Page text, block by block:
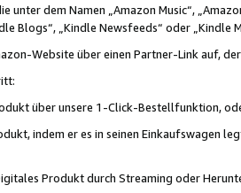
dem Namen „Amazon Music“,
Blogs“, „Kindle Newsfeeds“ oder „Kindle
Website über einen Partner-Link auf,
über unsere 1-Click-Bestellfunktion,
indem er es in seinen Einkaufswagen
Produkt durch Streaming oder